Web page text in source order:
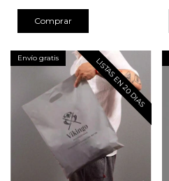
Comprar
Envío gratis LISTAS EN 20 DIAS